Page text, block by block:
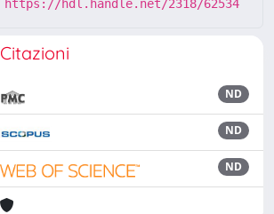
https://hdl.handle.net/2318/62534
Citazioni
ND
ND
ND